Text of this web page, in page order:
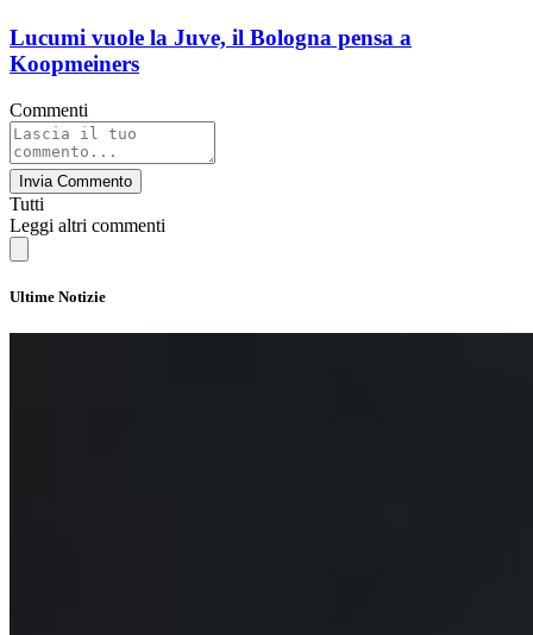
Lucumi vuole la Juve, il Bologna pensa a
Koopmeiners
Commenti
Invia Commento
Tutti
Leggi altri commenti
Ultime Notizie